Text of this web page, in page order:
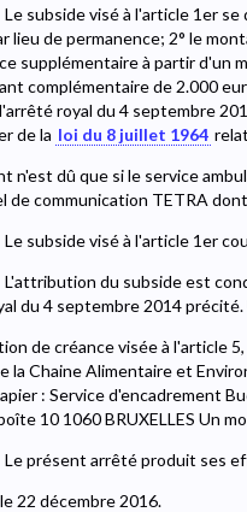
Le subside visé à l'article 1er
lieu de permanence; 2° le
supplémentaire à partir d'un
complémentaire de 2.000
l'arrêté royal du 4 septembre
de la loi du 8 juillet 1964
n'est dû que si le service
de communication TETRA
Le subside visé à l'article 1er
L'attribution du subside est
du 4 septembre 2014
de créance visée à l'article
la Chaine Alimentaire et
: Service d'encadrement
10 1060 BRUXELLES Un
Le présent arrêté produit ses
22 décembre 2016.